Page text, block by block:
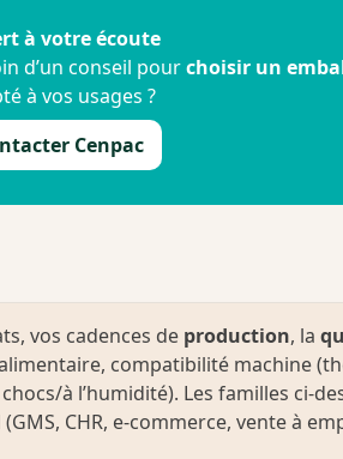
à votre écoute
d’un conseil pourchoisir un
à vos usages ?
Cenpac
vos cadences de production, la
compatibilité machine
à l’humidité). Les familles
CHR, e‑commerce, vente à